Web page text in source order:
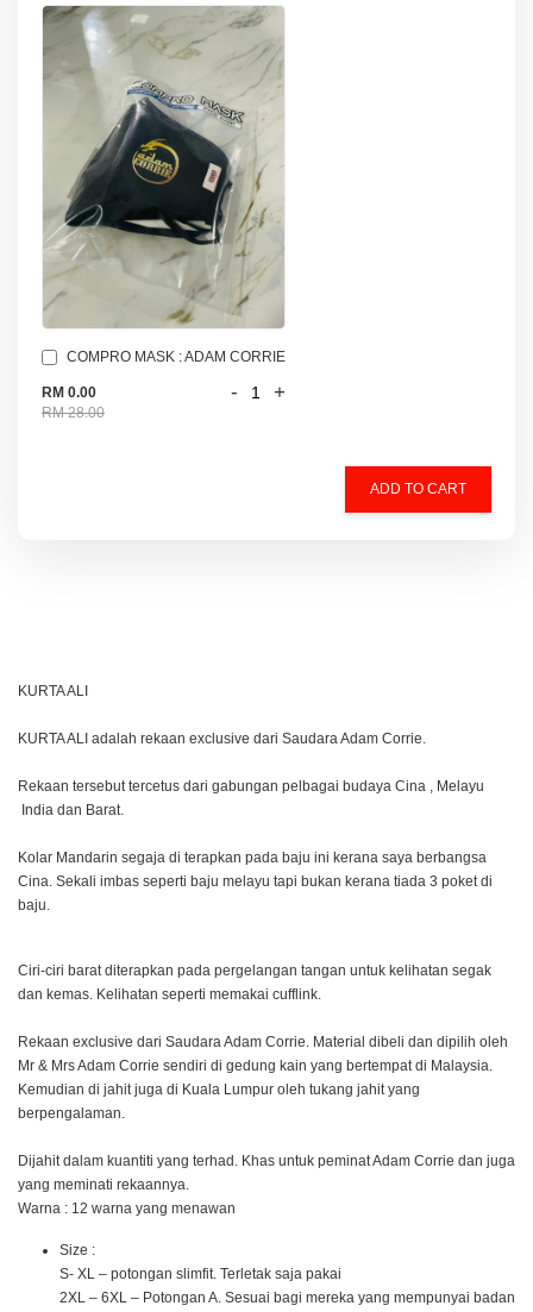
COMPRO MASK : ADAM CORRIE
RM 0.00
RM 28.00
- +
ADD TO CART
KURTA ALI
KURTA ALI adalah rekaan exclusive dari Saudara Adam Corrie.
Rekaan tersebut tercetus dari gabungan pelbagai budaya Cina , Melayu
India dan Barat.
Kolar Mandarin segaja di terapkan pada baju ini kerana saya berbangsa
Cina. Sekali imbas seperti baju melayu tapi bukan kerana tiada 3 poket di
baju.
Ciri-ciri barat diterapkan pada pergelangan tangan untuk kelihatan segak
dan kemas. Kelihatan seperti memakai cufflink.
Rekaan exclusive dari Saudara Adam Corrie. Material dibeli dan dipilih oleh
Mr & Mrs Adam Corrie sendiri di gedung kain yang bertempat di Malaysia.
Kemudian di jahit juga di Kuala Lumpur oleh tukang jahit yang
berpengalaman.
Dijahit dalam kuantiti yang terhad. Khas untuk peminat Adam Corrie dan juga
yang meminati rekaannya.
Warna : 12 warna yang menawan
Size :
S- XL – potongan slimfit. Terletak saja pakai
2XL – 6XL – Potongan A. Sesuai bagi mereka yang mempunyai badan